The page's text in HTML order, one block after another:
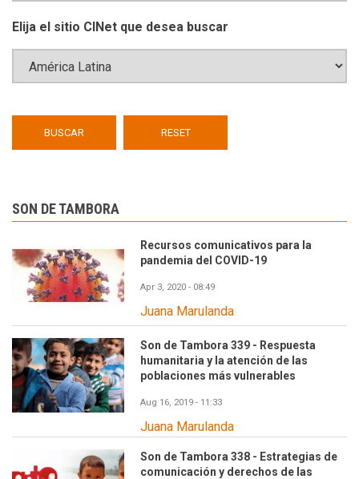
Elija el sitio CINet que desea buscar
SON DE TAMBORA
Recursos comunicativos para la
pandemia del COVID-19
Apr 3, 2020 - 08:49
Juana Marulanda
Son de Tambora 339 - Respuesta
humanitaria y la atención de las
poblaciones más vulnerables
Aug 16, 2019 - 11:33
Juana Marulanda
Son de Tambora 338 - Estrategias de
comunicación y derechos de las